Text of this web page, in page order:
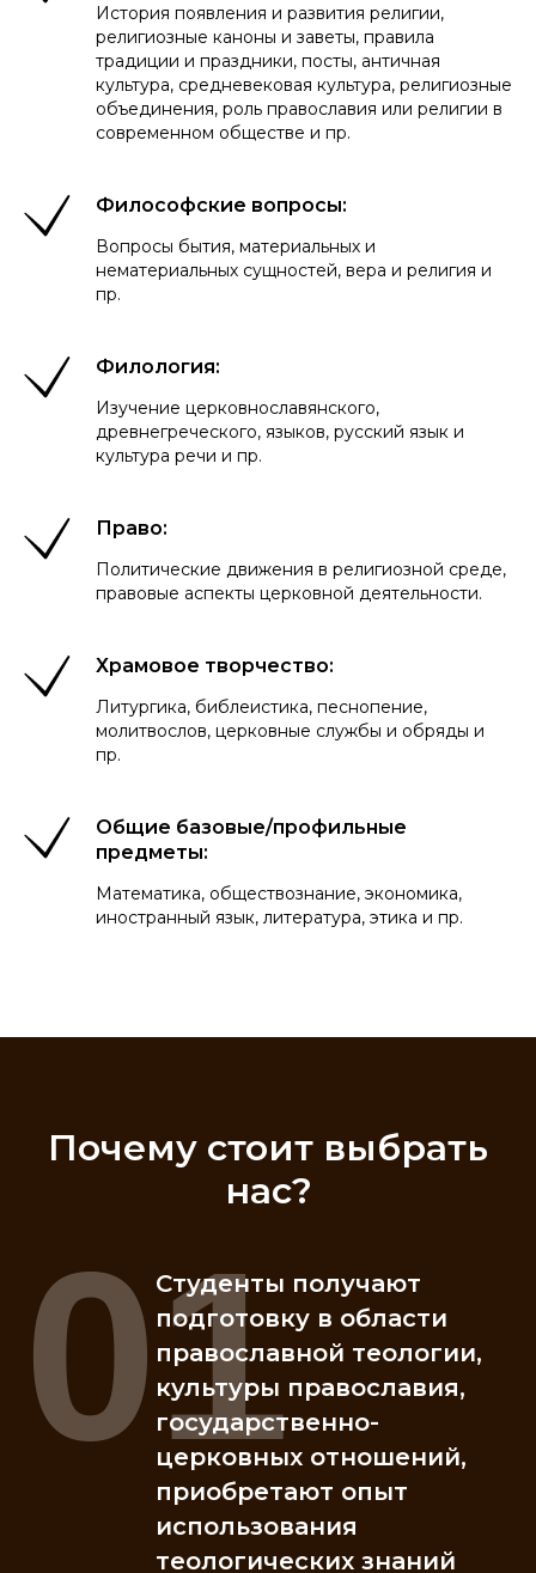
История появления и развития религии,
религиозные каноны и заветы, правила
традиции и праздники, посты, античная
культура, средневековая культура, религиозные
объединения, роль православия или религии в
современном обществе и пр.
Философские вопросы:
Вопросы бытия, материальных и
нематериальных сущностей, вера и религия и
пр.
Филология:
Изучение церковнославянского,
древнегреческого, языков, русский язык и
культура речи и пр.
Право:
Политические движения в религиозной среде,
правовые аспекты церковной деятельности.
Храмовое творчество:
Литургика, библеистика, песнопение,
молитвослов, церковные службы и обряды и
пр.
Общие базовые/профильные
предметы:
Математика, обществознание, экономика,
иностранный язык, литература, этика и пр.
Почему стоит выбрать
нас?
Студенты получают
подготовку в области
православной теологии,
культуры православия,
государственно-
церковных отношений,
приобретают опыт
использования
теологических знаний
01